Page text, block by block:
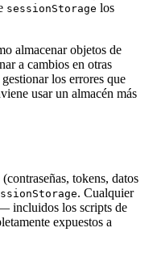
sessionStorage los
almacenar objetos de
a cambios en otras
los errores que
usar un almacén más
tokens, datos
. Cualquier
incluidos los scripts de
expuestos a